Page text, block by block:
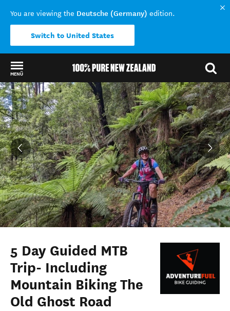
You are viewing the Deutsche (Germany) edition.
Switch to United States
MENÜ
Back to my results
5 Day Guided MTB
Trip- Including
Mountain Biking The
Old Ghost Road